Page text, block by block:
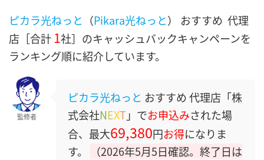
ピカラ光ねっと （Pikara光ねっと） おすすめ 代理
店［合計 1社］のキャッシュバックキャンペーンを
ランキング順に紹介しています。
監修者
ピカラ光ねっと おすすめ 代理店「株
式会社NEXT」でお申込みされた場
合、最大69,380円お得になりま
す。
（2026年5月5日確認。終了日は